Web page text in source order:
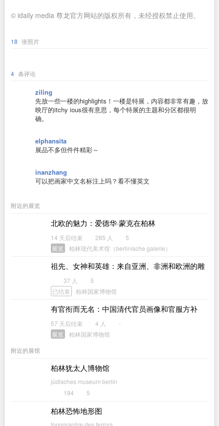
© idaily media 尊龙官方网站的版权所有，未经授权禁止使用。
18 张照片
4 条评论
ziling
先放一些一楼的highlights！一楼是特展，内容都非常有趣，放
映厅的itchy ious很有意思，每个特展的主题和分区都很明
确。
elphansita
展品不多但件件精彩～
inanzhang
可以把画家中文名标注上吗？看不懂英文
附近的展览
北欧的魅力：爱德华·蒙克在柏林
14 天后结束 285 人
5
展览
柏林现代美术馆（berlinische galerie）
祖先、女神和英雄：来自亚洲、非洲和欧洲的雕
37 人
5
已结束
柏林国家博物馆
有官衔而无名：中国清代官员画像和官服方补
57 天后结束 4 人
-
展览
柏林国家博物馆
附近的展馆
柏林犹太人博物馆
jüdisches museum berlin
194
5
柏林恐怖地形图
topographie des terrors